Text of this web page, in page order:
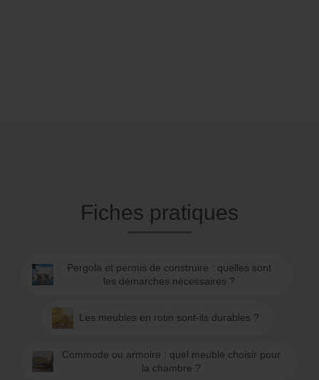
Fiches pratiques
Pergola et permis de construire : quelles sont
les démarches nécessaires ?
Les meubles en rotin sont-ils durables ?
Commode ou armoire : quel meuble choisir pour
la chambre ?